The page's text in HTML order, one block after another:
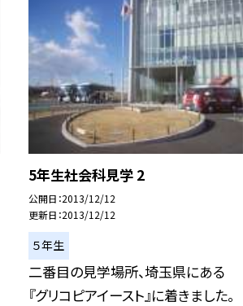
5年生社会科見学 2
公開日 2013/12/12
更新日 2013/12/12
５年生
二番目の見学場所、埼玉県にある
『グリコピアイースト』に着きました。